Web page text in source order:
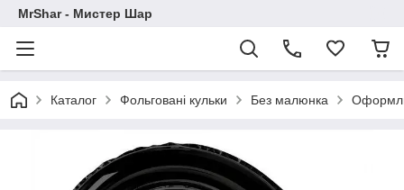
MrShar - Мистер Шар
Каталог Фольговані кульки Без малюнка